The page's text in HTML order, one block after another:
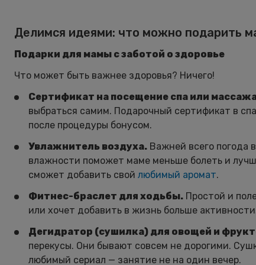
Делимся идеями: что можно подарить
Подарки для мамы с заботой о здоровье
Что может быть важнее здоровья? Ничего!
Сертификат на посещение спа или
выбраться самим. Подарочный сертификат в
после процедуры бонусом.
Увлажнитель воздуха. Важней всего погода
влажности поможет маме меньше болеть и
сможет добавить свой любимый аромат.
Фитнес-браслет для ходьбы. Простой и
или хочет добавить в жизнь больше
Дегидратор (сушилка) для овощей и
перекусы. Они бывают совсем не дорогими.
любимый сериал — занятие не на один вечер.